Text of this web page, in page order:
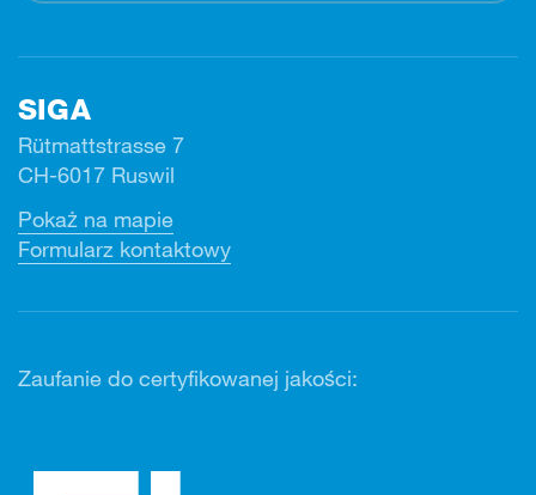
SIGA
Rütmattstrasse 7
CH-6017 Ruswil
Pokaż na mapie
Formularz kontaktowy
Zaufanie do certyfikowanej jakości: